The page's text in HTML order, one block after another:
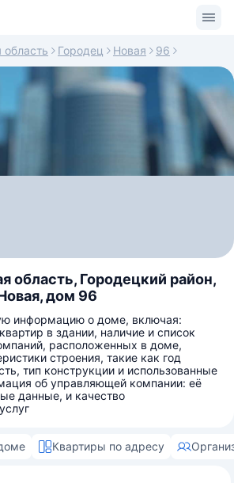
Городец Новая 96
область, Городецкий район,
дом 96
информацию о доме, включая:
в здании, наличие и список
расположенных в доме,
строения, такие как год
тип конструкции и использованные
об управляющей компании: её
данные, и качество
Квартиры по адресу